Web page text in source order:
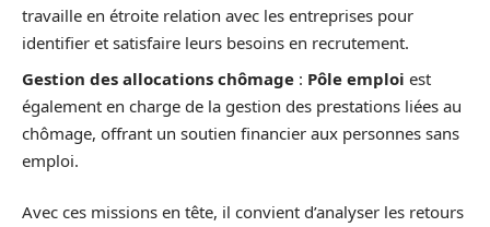
travaille en étroite relation avec les entreprises pour
identifier et satisfaire leurs besoins en recrutement.
Gestion des allocations chômage : Pôle emploi est
également en charge de la gestion des prestations liées au
chômage, offrant un soutien financier aux personnes sans
emploi.
Avec ces missions en tête, il convient d’analyser les retours